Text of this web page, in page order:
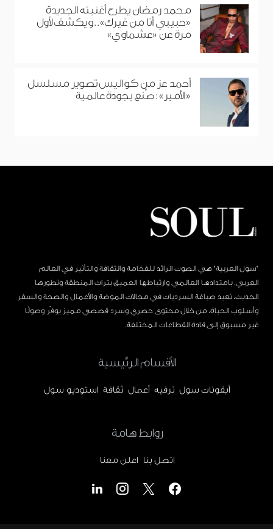
محمد رمضان يطرح أغنيته الجديدة
«حبيبي أنا من غيرك».. ويكشف لأول
مرة عن «عشماوي»
أحمد عز من كواليس تصوير مسلسل
«الأمير»: صُنع بجودة عالمية
"سول العربية" هي الصوت الرائد للفخامة والثقافة والتأثير في العالم
العربي. بامتدادها العالمي وارتباطها العميق بتراث المنطقة وتطورها
الحديث، نعيد صياغة السرديات في مجالات الموضة والأعمال والصحة والسفر
وأسلوب الحياة، من خلال محتوى حصري وسرد قصصي مميز يوفّر وصولًا
غير مسبوق إلى قادة القطاعات المختلفة.
الأقسام الرئيسية
أيقونات سول ترفيه أعمال ثقافة استوديو سول
روابط هامة
اتصل بنا اعلن معنا